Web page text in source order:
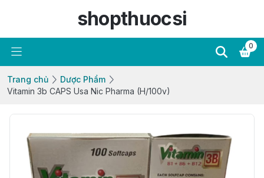
shopthuocsi
0
Trang chủ
Dược Phẩm
Vitamin 3b CAPS Usa Nic Pharma (H/100v)